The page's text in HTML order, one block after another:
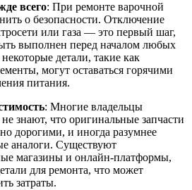
всего: При ремонте варочной
о безопасности. Отключение
или газа — это первый шаг,
выполнен перед началом любых
детали, такие как
могут оставаться горячими
питания.
: Многие владельцы
знают, что оригинальные запчасти
дорогими, и иногда разумнее
аналоги. Существуют
магазины и онлайн-платформы,
для ремонта, что может
затраты.